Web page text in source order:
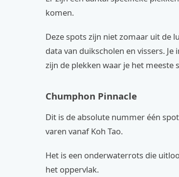
komen.
Deze spots zijn niet zomaar uit de
data van duikscholen en vissers.
zijn de plekken waar je het meeste
Chumphon Pinnacle
Dit is de absolute nummer één
varen vanaf Koh Tao.
Het is een onderwaterrots die
het oppervlak.